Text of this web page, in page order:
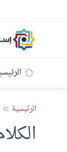
الرئيسية